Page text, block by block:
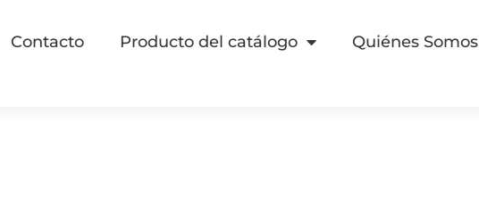
Contacto Producto del catálogo Quiénes Somos